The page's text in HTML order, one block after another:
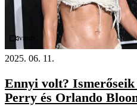
Videó
2025. 06. 11.
Ennyi volt?
Perry és Orlando